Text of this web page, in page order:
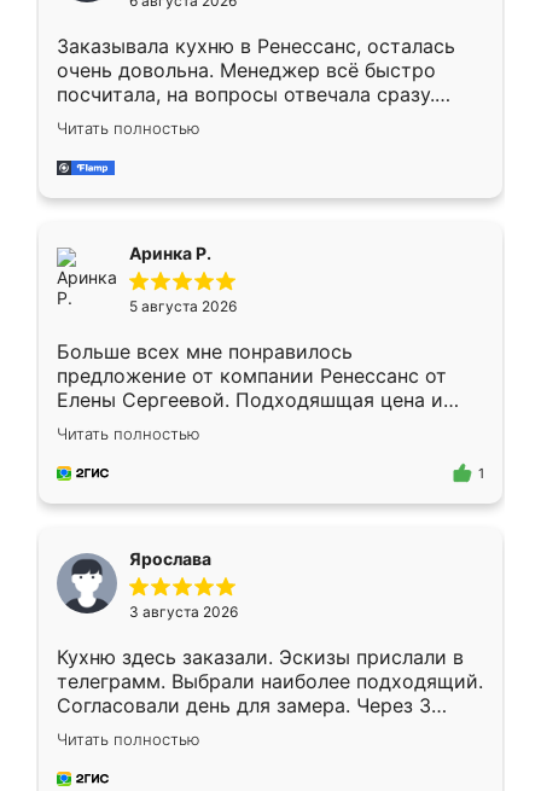
мебели буду заказывать только здесь.
Заказывала кухню в Ренессанс, осталась
очень довольна. Менеджер всё быстро
посчитала, на вопросы отвечала сразу.
Замерщик приехал в субботу, подошёл к
делу со всей ответственностью. Собрали
за день, ребята работали аккуратно, даже
Читать полностью
Аринка Р.
5 августа 2026
Больше всех мне понравилось
предложение от компании Ренессанс от
Елены Сергеевой. Подходяшщая цена и
короткие сроки изготовления. Приехавший
для замера сотрудник Владислав
предложил по моему эскизу самый
Читать полностью
1
Ярослава
3 августа 2026
Кухню здесь заказали. Эскизы прислали в
телеграмм. Выбрали наиболее подходящий.
Согласовали день для замера. Через 3
недели кухня была уже готова. Остались
довольны работой. Спасибо Ренессанс
мебель за качественную работу!
Читать полностью